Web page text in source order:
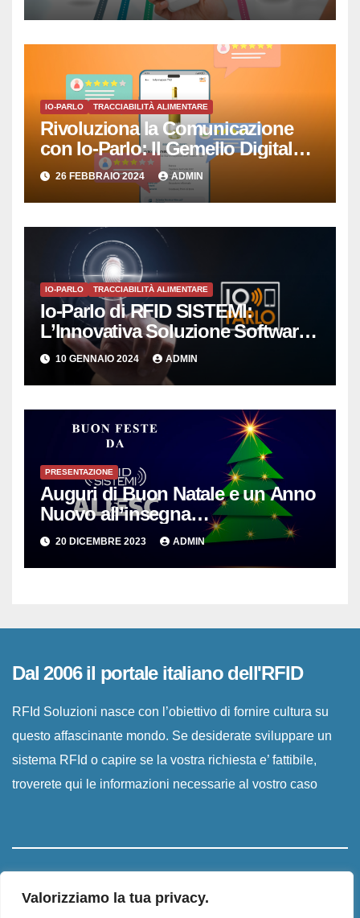
Valorizziamo la tua privacy.
IO-PARLO TRACCIABILITÀ ALIMENTARE
Rivoluziona la Comunicazione
con Io-Parlo: Il Gemello Digitale
che Semplicemente Parla
26 FEBBRAIO 2024 ADMIN
IO-PARLO TRACCIABILITÀ ALIMENTARE
Io-Parlo di RFID SISTEMI:
L’Innovativa Soluzione Software
per la Gestione Intelligente delle
Copie Digitali
10 GENNAIO 2024 ADMIN
PRESENTAZIONE
Auguri di Buon Natale e un Anno
Nuovo all’insegna
dell’Innovazione per le PMI
20 DICEMBRE 2023 ADMIN
Dal 2006 il portale italiano dell'RFID
RFId Soluzioni nasce con l’obiettivo di fornire cultura su
questo affascinante mondo. Se desiderate sviluppare un
sistema RFId o capire se la vostra richiesta e’ fattibile,
troverete qui le informazioni necessarie al vostro caso